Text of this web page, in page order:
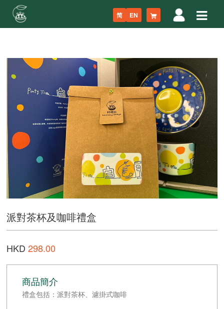
简 EN
派對茶杯及咖啡禮盒
HKD 298.00
商品簡介
禮盒包括：派對茶杯、濾掛式咖啡